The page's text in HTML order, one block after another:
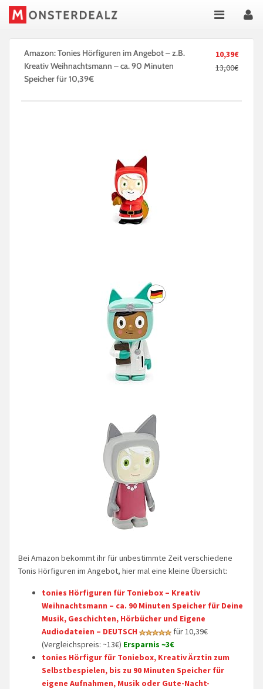
10,39€
13,00€
Amazon: Tonies Hörfiguren im Angebot – z.B.
Kreativ Weihnachtsmann – ca. 90 Minuten
Speicher für 10,39€
Bei Amazon bekommt ihr für unbestimmte Zeit verschiedene
Tonis Hörfiguren im Angebot, hier mal eine kleine Übersicht:
tonies Hörfiguren für Toniebox – Kreativ
Weihnachtsmann – ca. 90 Minuten Speicher für Deine
Musik, Geschichten, Hörbücher und Eigene
Audiodateien – DEUTSCH
für 10,39€
(Vergleichspreis: ~13€) Ersparnis ~3€
tonies Hörfigur für Toniebox, Kreativ Ärztin zum
Selbstbespielen, bis zu 90 Minuten Speicher für
eigene Aufnahmen, Musik oder Gute-Nacht-